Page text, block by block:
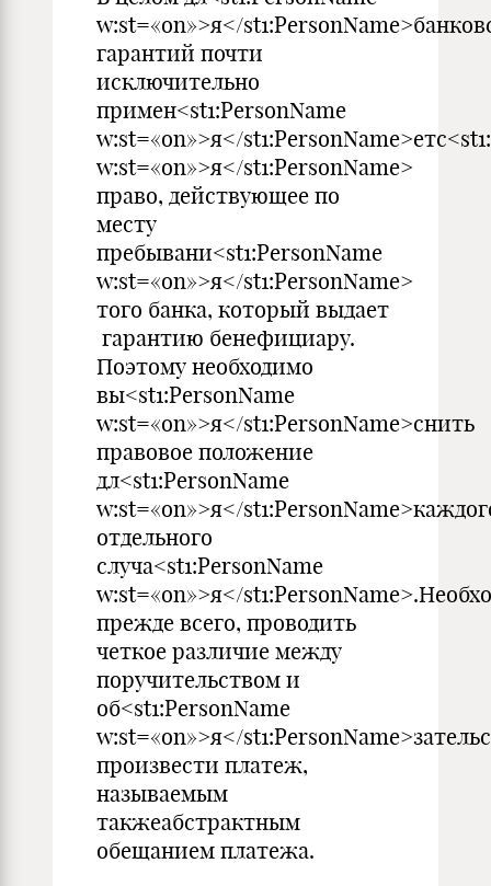
w:st=«on»>я</
гарантий почти
исключительно
примен<st1:PersonName
w:st=«on»>я</
w:st=«on»>я</st1:PersonName>
право, действующее по
месту
пребывани<st1:PersonName
w:st=«on»>я</st1:PersonName>
того банка, который выдает
гарантию бенефициару.
Поэтому необходимо
вы<st1:PersonName
w:st=«on»>я</st1:PersonName>снить
правовое положение
дл<st1:PersonName
w:st=«on»>я</
отдельного
случа<st1:PersonName
w:st=«on»>я</
прежде всего, проводить
четкое различие между
поручительством и
об<st1:PersonName
w:st=«on»>я</
произвести платеж,
называемым
такжеабстрактным
обещанием платежа.